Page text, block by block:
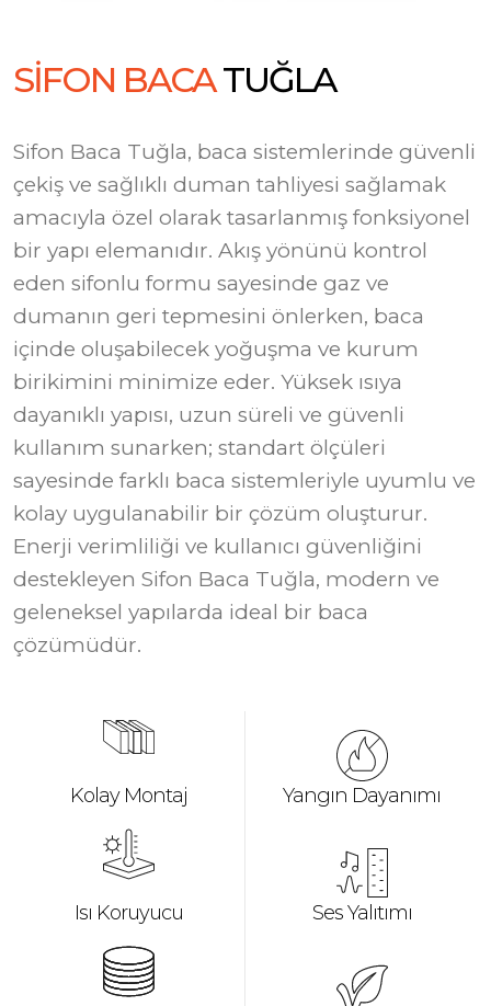
SİFON BACA TUĞLA
Sifon Baca Tuğla, baca sistemlerinde güvenli
çekiş ve sağlıklı duman tahliyesi sağlamak
amacıyla özel olarak tasarlanmış fonksiyonel
bir yapı elemanıdır. Akış yönünü kontrol
eden sifonlu formu sayesinde gaz ve
dumanın geri tepmesini önlerken, baca
içinde oluşabilecek yoğuşma ve kurum
birikimini minimize eder. Yüksek ısıya
dayanıklı yapısı, uzun süreli ve güvenli
kullanım sunarken; standart ölçüleri
sayesinde farklı baca sistemleriyle uyumlu ve
kolay uygulanabilir bir çözüm oluşturur.
Enerji verimliliği ve kullanıcı güvenliğini
destekleyen Sifon Baca Tuğla, modern ve
geleneksel yapılarda ideal bir baca
çözümüdür.
Kolay Montaj Yangın Dayanımı
Isı Koruyucu Ses Yalıtımı